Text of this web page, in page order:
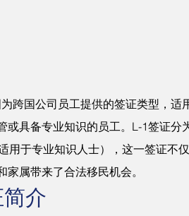
跨国公司员工提供的签证类型，适
或具备专业知识的员工。L-1签证分
用于专业知识人士），这一签证不
家属带来了合法移民机会。
介